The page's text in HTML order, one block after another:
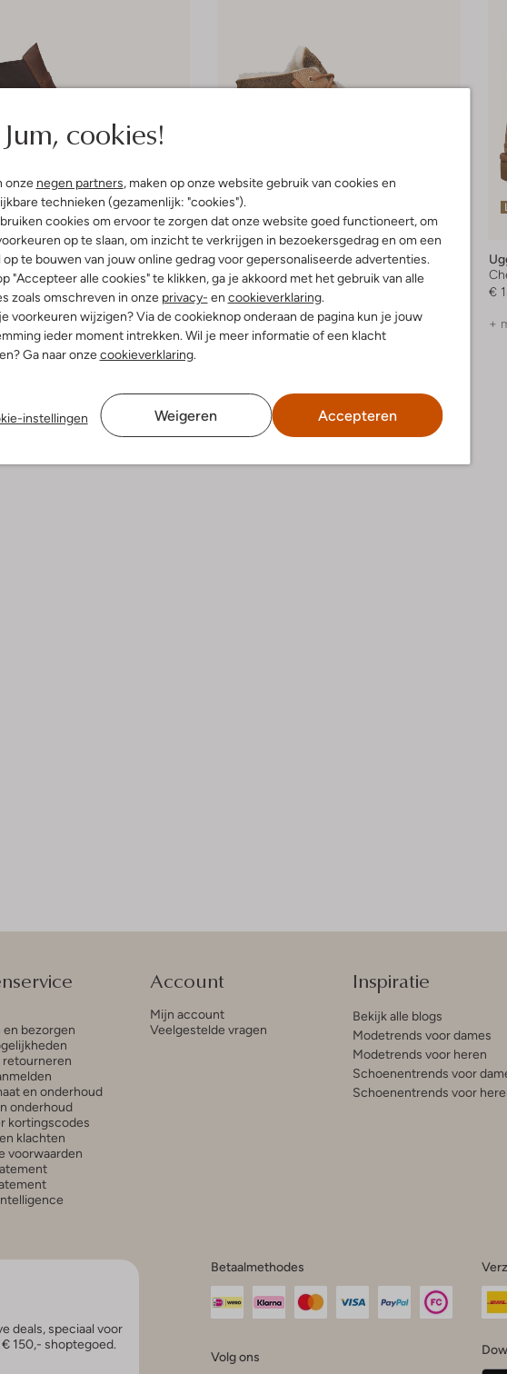
Jum, cookies!
onze negen partners, maken op onze website gebruik van cookies en
technieken (gezamenlijk: "cookies").
cookies om ervoor te zorgen dat onze website goed functioneert, om
op te slaan, om inzicht te verkrijgen in bezoekersgedrag en om een
op te bouwen van jouw online gedrag voor gepersonaliseerde advertenties.
"Accepteer alle cookies" te klikken, ga je akkoord met het gebruik van alle
zoals omschreven in onze privacy- en cookieverklaring.
voorkeuren wijzigen? Via de cookieknop onderaan de pagina kun je jouw
ieder moment intrekken. Wil je meer informatie of een klacht
Ga naar onzecookieverklaring.
instellingen Weigeren Accepteren
item
€ 118,99
Laatste maten
-30%
Ugg
Veterboots
€ 249,95 € 174,99
€
+
en bezorgen
retourneren
en onderhoud
onderhoud
kortingscodes
klachten
voorwaarden
Account
Mijn account
Veelgestelde vragen
Inspiratie
Bekijk alle blogs
Modetrends voor dames
Modetrends voor heren
Schoenentrends voor
Schoenentrends voor
deals, speciaal voor
150,- shoptegoed.
Betaalmethodes
Volg ons